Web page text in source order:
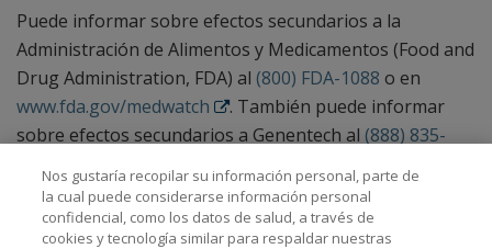
Puede informar sobre efectos secundarios a la
Administración de Alimentos y Medicamentos (Food and
Drug Administration, FDA) al (800) FDA-1088 o en
www.fda.gov/medwatch
. También puede informar
sobre efectos secundarios a Genentech al (888) 835-
Consulte la información importante de seguridad,
incluidos losefectos secundarios graves, así como la
Nos gustaría recopilar su información personal, parte de
la cual puede considerarse información personal
confidencial, como los datos de salud, a través de
cookies y tecnología similar para respaldar nuestras